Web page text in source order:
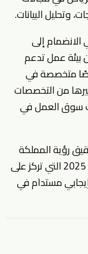
وتحليل البيانات.
الانضمام إلى
عمل تدعم
متخصصة في
من التخصصات
سوق العمل في
رؤية المملكة
التي تركز على
مستدام في